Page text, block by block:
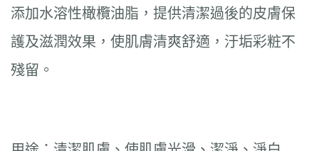
添加水溶性橄欖油脂，提供清潔過後的皮膚保
護及滋潤效果，使肌膚清爽舒適，汙垢彩粧不
殘留。